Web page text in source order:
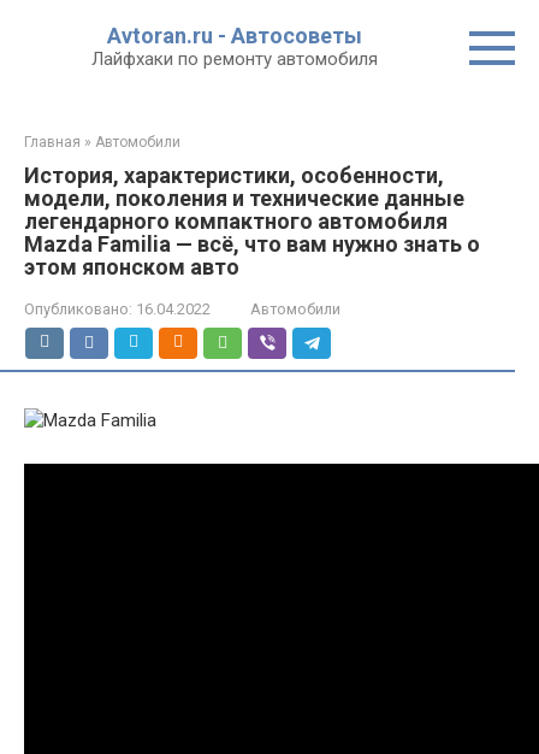
Avtoran.ru - Автосоветы
Лайфхаки по ремонту автомобиля
Главная » Автомобили
История, характеристики, особенности,
модели, поколения и технические данные
легендарного компактного автомобиля
Mazda Familia — всё, что вам нужно знать о
этом японском авто
Опубликовано: 16.04.2022 Автомобили